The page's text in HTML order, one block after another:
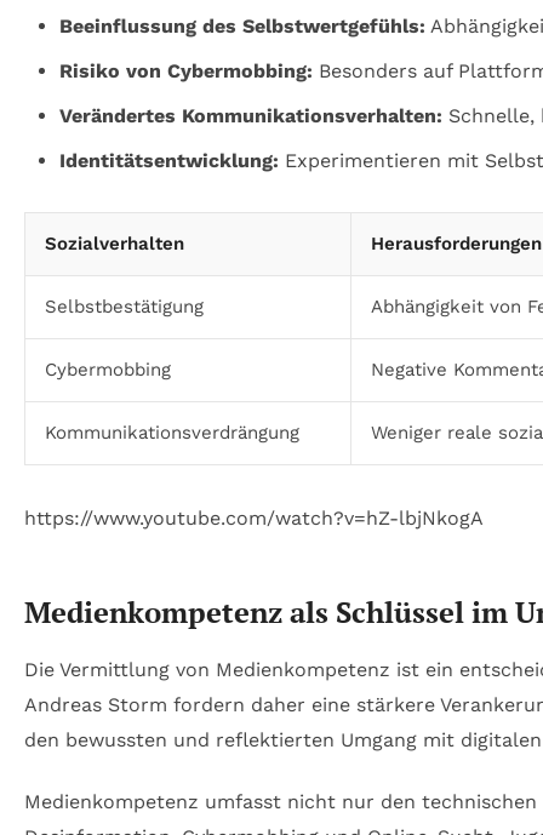
Beeinflussung des Selbstwertgefühls:
Risiko von Cybermobbing: Besonders auf
Verändertes Kommunikationsverhalten: Schnelle,
Identitätsentwicklung: Experimentieren mit
Sozialverhalten Herausforderungen
Selbstbestätigung Abhängigkeit von
Cybermobbing Negative
Kommunikationsverdrängung Weniger reale
https://www.youtube.com/watch?v=hZ-lbjNkogA
Medienkompetenz als Schlüssel im
Die Vermittlung von Medienkompetenz ist ein
Andreas Storm fordern daher eine stärkere
den bewussten und reflektierten Umgang mit
Medienkompetenz umfasst nicht nur den